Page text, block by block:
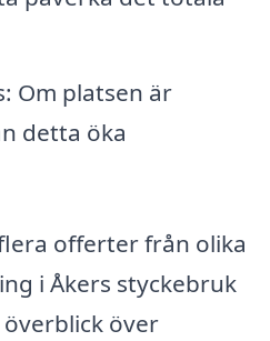
Om platsen är
detta öka
offerter från olika
i Åkers styckebruk
över